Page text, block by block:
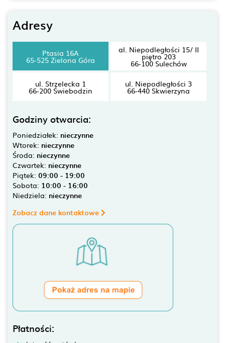
Adresy
Ptasia 16A
65-525 Zielona Góra
al. Niepodległości 15/ II
piętro 203
66-100 Sulechów
ul. Strzelecka 1
66-200 Świebodzin
ul. Niepodległości 3
66-440 Skwierzyna
Godziny otwarcia:
Poniedziałek: nieczynne
Wtorek: nieczynne
Środa: nieczynne
Czwartek: nieczynne
Piątek: 09:00 - 19:00
Sobota: 10:00 - 16:00
Niedziela: nieczynne
Zobacz dane kontaktowe
Płatności: